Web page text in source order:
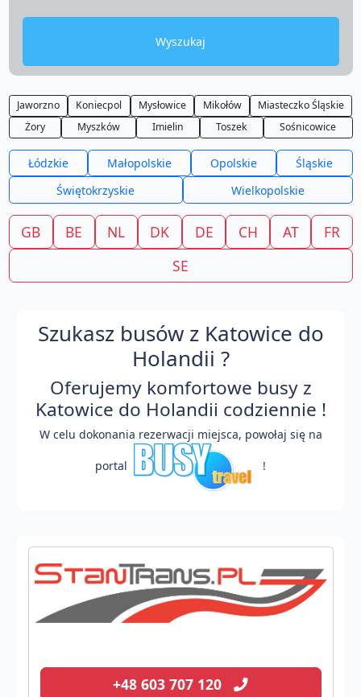
Wyszukaj
Jaworzno Koniecpol Mysłowice Mikołów
Miasteczko Śląskie
Żory
Myszków Imielin Toszek Sośnicowice
Łódzkie Małopolskie Opolskie
Śląskie
Świętokrzyskie
Wielkopolskie
GB BE NL DK DE CH AT
FR
SE
Szukasz busów z Katowice do
Holandii ?
Oferujemy komfortowe busy z
Katowice do Holandii codziennie !
W celu dokonania rezerwacji miejsca, powołaj się na
portal !
+48 603 707 120